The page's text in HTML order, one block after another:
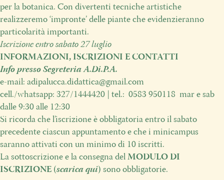
per la botanica. Con divertenti tecniche artistiche
realizzeremo ‘impronte’ delle piante che evidenzieranno
particolarità importanti.
Iscrizione entro sabato 27 luglio
INFORMAZIONI, ISCRIZIONI E CONTATTI
Info presso Segreteria A.Di.P.A.
e-mail: adipalucca.didattica@gmail.com
cell./whatsapp: 327/1444420 | tel.: 0583 950118 mar e sab
dalle 9:30 alle 12:30
Si ricorda che l’iscrizione è obbligatoria entro il sabato
precedente ciascun appuntamento e che i minicampus
saranno attivati con un minimo di 10 iscritti.
La sottoscrizione e la consegna del MODULO DI
ISCRIZIONE (scarica qui) sono obbligatorie.